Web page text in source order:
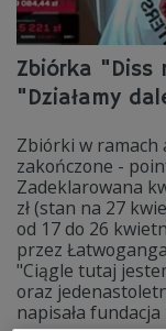
Zbiórka "Diss
"Działamy
Zbiórki w ramach
zakończone -
Zadeklarowana
zł (stan na 27
od 17 do 26
przez
"Ciągle tutaj
oraz
napisała